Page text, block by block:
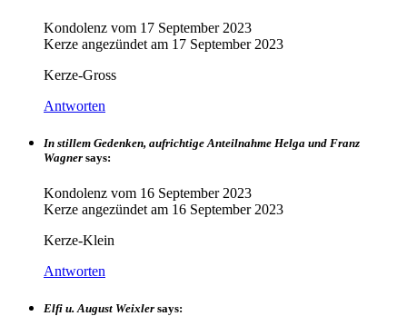
Kondolenz vom 17 September 2023
Kerze angezündet am 17 September 2023
Kerze-Gross
Antworten
In stillem Gedenken, aufrichtige Anteilnahme Helga und Franz
Wagner says:
Kondolenz vom 16 September 2023
Kerze angezündet am 16 September 2023
Kerze-Klein
Antworten
Elfi u. August Weixler says: